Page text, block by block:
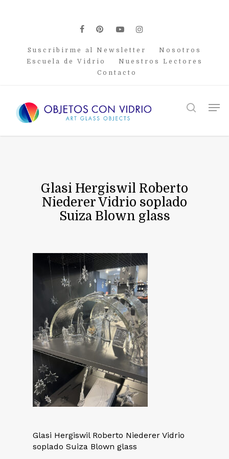
facebook
pinterest
youtubeinstagram
Suscribirme al Newsletter
Nosotros
Escuela de Vidrio
Nuestros Lectores
Contacto
search
Glasi Hergiswil Roberto
Niederer Vidrio soplado
Suiza Blown glass
Glasi Hergiswil Roberto Niederer Vidrio
soplado Suiza Blown glass